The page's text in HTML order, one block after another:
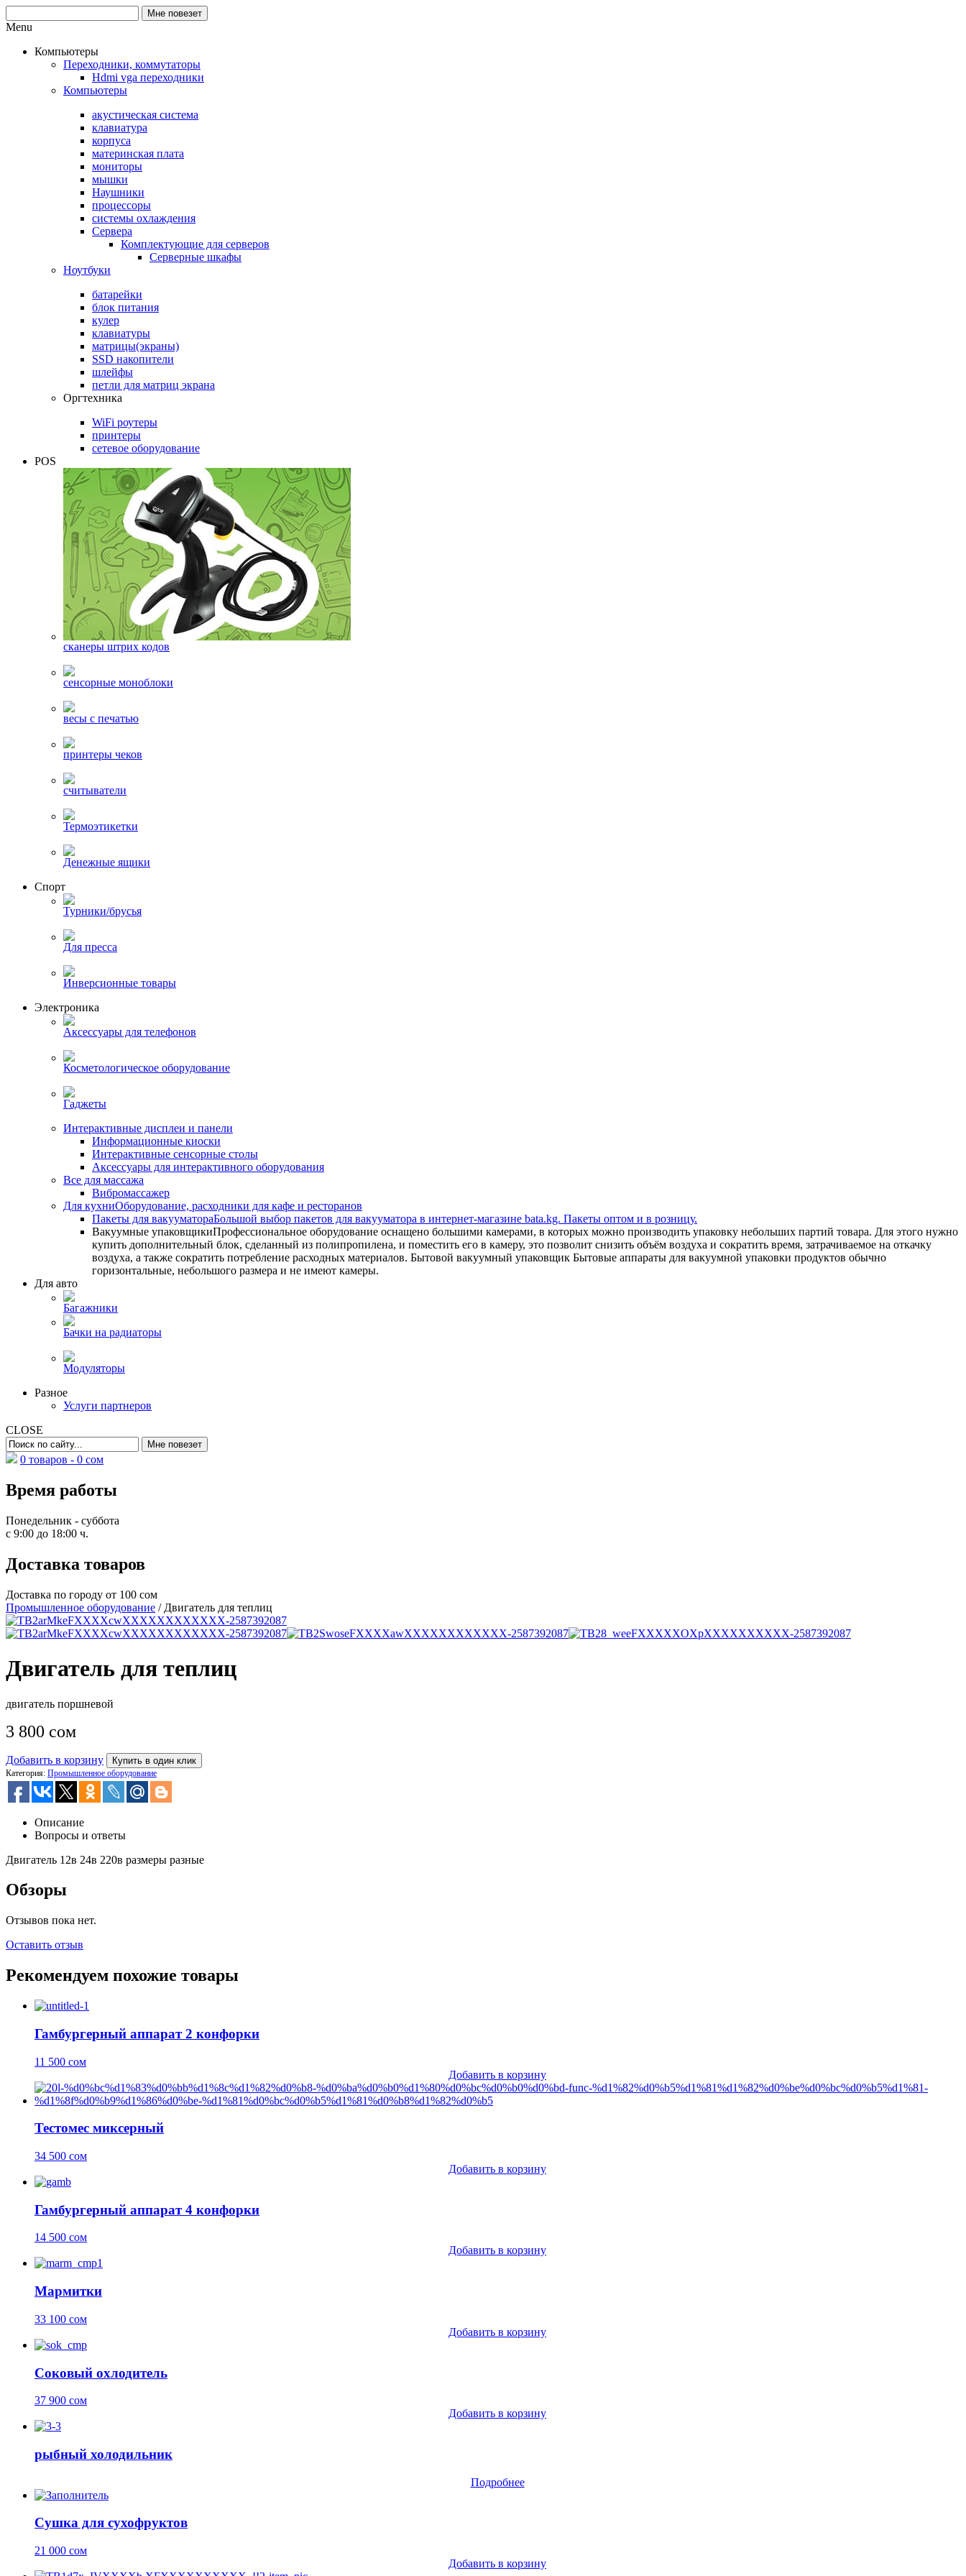
Menu
Компьютеры
Переходники, коммутаторы
Hdmi vga переходники
Компьютеры
акустическая система
клавиатура
корпуса
материнская плата
мониторы
мышки
Наушники
процессоры
системы охлаждения
Сервера
Комплектующие для серверов
Серверные шкафы
Ноутбуки
батарейки
блок питания
кулер
клавиатуры
матрицы(экраны)
SSD накопители
шлейфы
петли для матриц экрана
Оргтехника
WiFi роутеры
принтеры
сетевое оборудование
POS
сканеры штрих кодов
сенсорные моноблоки
весы с печатью
принтеры чеков
считыватели
Термоэтикетки
Денежные ящики
Спорт
Турники/брусья
Для пресса
Инверсионные товары
Электроника
Аксессуары для телефонов
Косметологическое оборудование
Гаджеты
Интерактивные дисплеи и панели
Информационные киоски
Интерактивные сенсорные столы
Аксессуары для интерактивного оборудования
Все для массажа
Вибромассажер
Для кухниОборудование, расходники для кафе и ресторанов
Пакеты для вакууматораБольшой выбор пакетов для вакууматора в интернет-магазине bata.kg. Пакеты оптом и в розницу.
Вакуумные упаковщикиПрофессиональное оборудование оснащено большими камерами, в которых можно производить упаковку небольших партий товара. Для этого нужно
купить дополнительный блок, сделанный из полипропилена, и поместить его в камеру, это позволит снизить объём воздуха и сократить время, затрачиваемое на откачку
воздуха, а также сократить потребление расходных материалов. Бытовой вакуумный упаковщик Бытовые аппараты для вакуумной упаковки продуктов обычно
горизонтальные, небольшого размера и не имеют камеры.
Для авто
Багажники
Бачки на радиаторы
Модуляторы
Разное
Услуги партнеров
CLOSE
0 товаров - 0 сом
Время работы
Понедельник - суббота
с 9:00 до 18:00 ч.
Доставка товаров
Доставка по городу от 100 сом
Промышленное оборудование / Двигатель для теплиц
Двигатель для теплиц
двигатель поршневой
3 800 сом
Добавить в корзину Купить в один клик
Категория: Промышленное оборудование
Описание
Вопросы и ответы
Двигатель 12в 24в 220в размеры разные
Обзоры
Отзывов пока нет.
Оставить отзыв
Рекомендуем похожие товары
Гамбургерный аппарат 2 конфорки
11 500 сом
Добавить в корзину
Тестомес миксерный
34 500 сом
Добавить в корзину
Гамбургерный аппарат 4 конфорки
14 500 сом
Добавить в корзину
Мармитки
33 100 сом
Добавить в корзину
Соковый охлодитель
37 900 сом
Добавить в корзину
рыбный холодильник
Подробнее
Сушка для сухофруктов
21 000 сом
Добавить в корзину